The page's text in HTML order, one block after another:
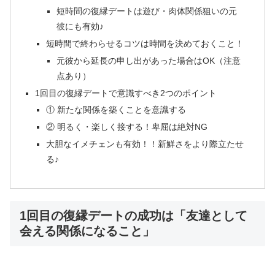
短時間の復縁デートは遊び・肉体関係狙いの元
彼にも有効♪
短時間で終わらせるコツは時間を決めておくこと！
元彼から延長の申し出があった場合はOK（注意
点あり）
1回目の復縁デートで意識すべき2つのポイント
① 新たな関係を築くことを意識する
② 明るく・楽しく接する！卑屈は絶対NG
大胆なイメチェンも有効！！新鮮さをより際立たせ
る♪
1回目の復縁デートの成功は「友達として
会える関係になること」